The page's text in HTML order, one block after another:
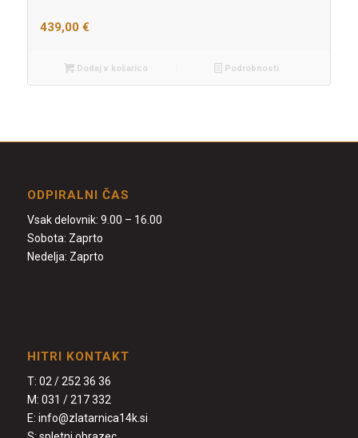
439,00 €
Dodaj v košarico Podrobnosti
ODPIRALNI ČAS
Vsak delovnik: 9.00 – 16.00
Sobota: Zaprto
Nedelja: Zaprto
HITRI KONTAKT
T: 02 / 252 36 36
M: 031 / 217 332
E: info@zlatarnica14k.si